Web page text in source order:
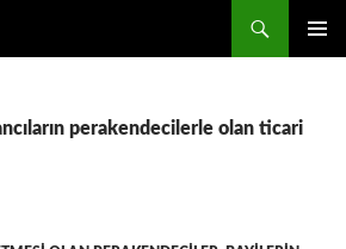
perakendecilerle olan ticari